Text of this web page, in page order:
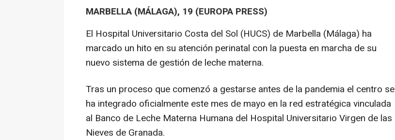
MARBELLA (MÁLAGA), 19 (EUROPA PRESS)
El Hospital Universitario Costa del Sol (HUCS) de Marbella (Málaga) ha
marcado un hito en su atención perinatal con la puesta en marcha de su
nuevo sistema de gestión de leche materna.
Tras un proceso que comenzó a gestarse antes de la pandemia el centro se
ha integrado oficialmente este mes de mayo en la red estratégica vinculada
al Banco de Leche Materna Humana del Hospital Universitario Virgen de las
Nieves de Granada.